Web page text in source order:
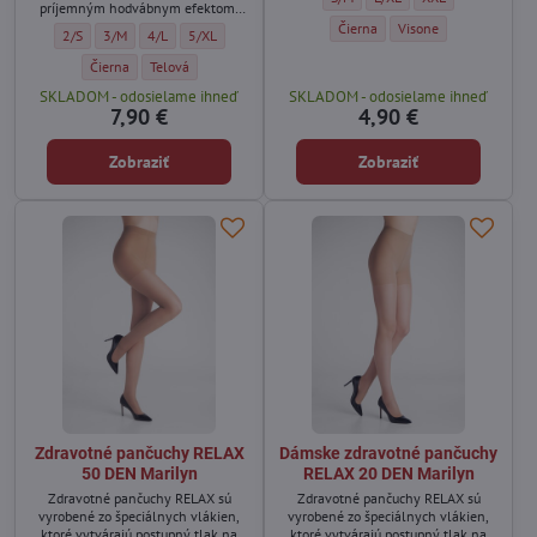
príjemným hodvábnym efektom,
Dámske bezšvové pančuchy MY SECRET 20 DEN Golden Lady - Veľkosť:
2/S Dámske bezšvové pančuchy MY SECRET 20 DEN Golden Lady - Veľkosť:
3/M Dámske bezšvové pančuchy MY SECRET 20 DEN Golden Lady -
4/L Dámske bezšvové pančuchy MY SECRET 20 DEN Golden
5/XL
Dámske bezšvové pančuchy MY SECRET 20 DEN Golden Lady - Farba:
Čierna Dámske bezšvové pančuchy MY SECRET 20 DEN Golden Lady -
Telová
SKLADOM - odosielame ihneď
7,90 €
Zobraziť
Lesklé pančuchy BRILLANTE 20
Čierna Lesklé pančuchy
Visone
SKLADOM - odosielame ihneď
4,90 €
Zobraziť
Zdravotné pančuchy RELAX
50 DEN Marilyn
Zdravotné pančuchy RELAX sú
vyrobené zo špeciálnych vlákien,
Dámske zdravotné pančuchy
RELAX 20 DEN Marilyn
Zdravotné pančuchy RELAX sú
vyrobené zo špeciálnych vlákien,